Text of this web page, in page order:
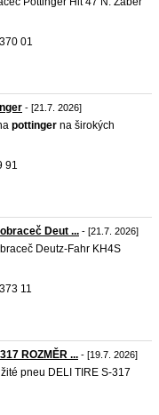
01
- [21.7. 2026]
pottinger na širokých
91
Deut ... - [21.7. 2026]
Deutz-Fahr KH4S
11
ROZMĚR ... - [19.7. 2026]
pneu DELI TIRE S-317